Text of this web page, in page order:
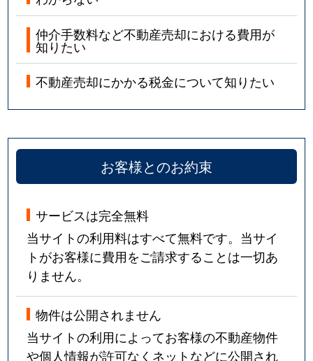
仲介手数料など不動産売却における費用が
知りたい
不動産売却にかかる税金について知りたい
お客様とのお約束
サービスは完全無料
当サイトの利用料はすべて無料です。当サイ
トがお客様に費用をご請求することは一切あ
りません。
物件は公開されません
当サイトの利用によってお客様の不動産物件
や個人情報が許可なくネットなどに公開され